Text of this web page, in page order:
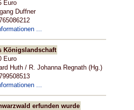
Euro
Duffner
...
Königslandschaft
Euro
Huth / R. Johanna Regnath (Hg.)
...
erfunden wurde